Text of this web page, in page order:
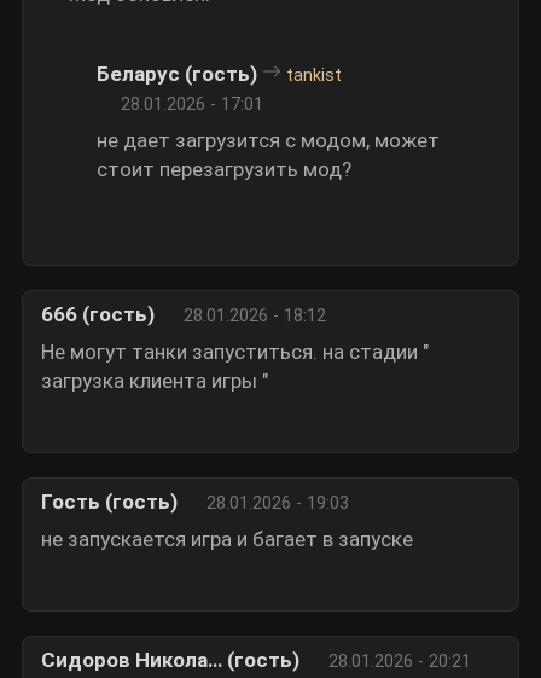
Беларус (гость)
tankist
28.01.2026 - 17:01
не дает загрузится с модом, может
стоит перезагрузить мод?
666 (гость) 28.01.2026 - 18:12
Не могут танки запуститься. на стадии "
загрузка клиента игры "
Гость (гость) 28.01.2026 - 19:03
не запускается игра и багает в запуске
Сидоров Никола… (гость) 28.01.2026 - 20:21